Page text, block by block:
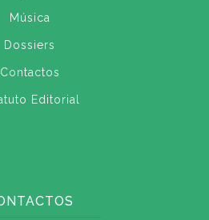
Música
Dossiers
Contactos
Editorial